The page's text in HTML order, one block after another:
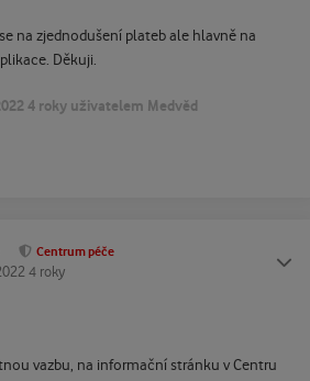
na zjednodušení plateb ale hlavně na
Děkuji.
4 roky uživatelem Medvěd
Centrum péče
4 roky
vazbu, na informační stránku v Centru